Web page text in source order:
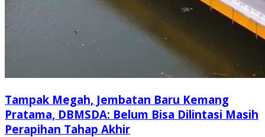
Tampak Megah, Jembatan Baru Kemang
Pratama, DBMSDA: Belum Bisa Dilintasi Masih
Perapihan Tahap Akhir